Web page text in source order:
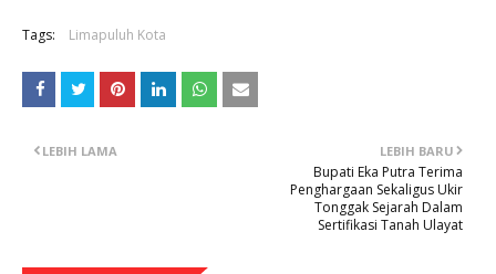
Tags: Limapuluh Kota
LEBIH BARU
Bupati Eka Putra Terima
Penghargaan Sekaligus Ukir
Tonggak Sejarah Dalam
Sertifikasi Tanah Ulayat
LEBIH LAMA